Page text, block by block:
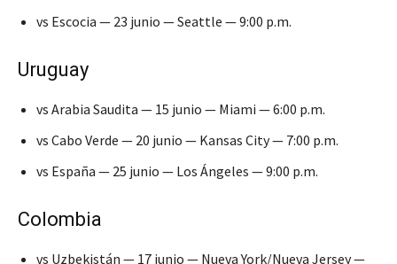
vs Escocia — 23 junio — Seattle — 9:00 p.m.
Uruguay
vs Arabia Saudita — 15 junio — Miami — 6:00 p.m.
vs Cabo Verde — 20 junio — Kansas City — 7:00 p.m.
vs España — 25 junio — Los Ángeles — 9:00 p.m.
Colombia
vs Uzbekistán — 17 junio — Nueva York/Nueva Jersey —